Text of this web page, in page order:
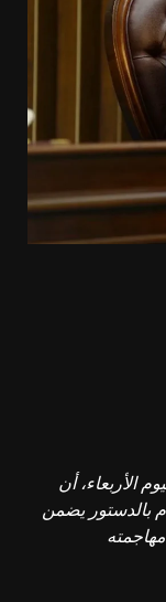
الأربعاء، أن
بالدستور يضمن
مهاجمته